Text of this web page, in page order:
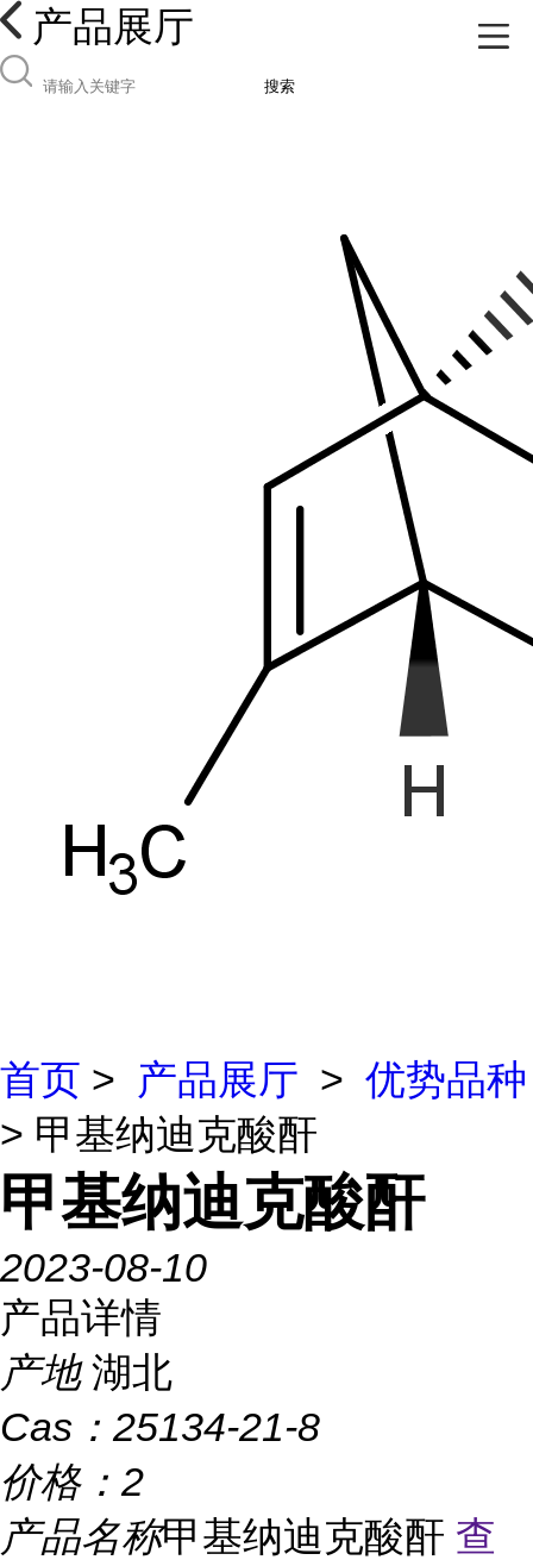
产品展厅
搜索
首页 > 产品展厅 > 优势品种
> 甲基纳迪克酸酐
甲基纳迪克酸酐
2023-08-10
产品详情
产地 湖北
Cas： 25134-21-8
价格： 2
产品名称甲基纳迪克酸酐 查